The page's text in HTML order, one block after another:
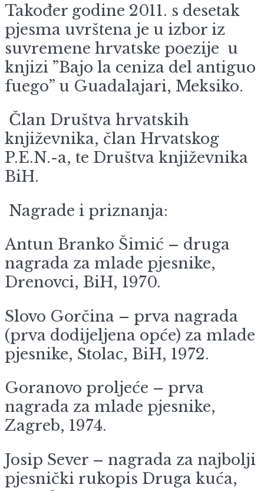
Također godine 2011. s desetak
pjesma uvrštena je u izbor iz
suvremene hrvatske poezije u
knjizi ”Bajo la ceniza del antiguo
fuego” u Guadalajari, Meksiko.
Član Društva hrvatskih
književnika, član Hrvatskog
P.E.N.-a, te Društva književnika
BiH.
Nagrade i priznanja:
Antun Branko Šimić – druga
nagrada za mlade pjesnike,
Drenovci, BiH, 1970.
Slovo Gorčina – prva nagrada
(prva dodijeljena opće) za mlade
pjesnike, Stolac, BiH, 1972.
Goranovo proljeće – prva
nagrada za mlade pjesnike,
Zagreb, 1974.
Josip Sever – nagrada za najbolji
pjesnički rukopis Druga kuća,